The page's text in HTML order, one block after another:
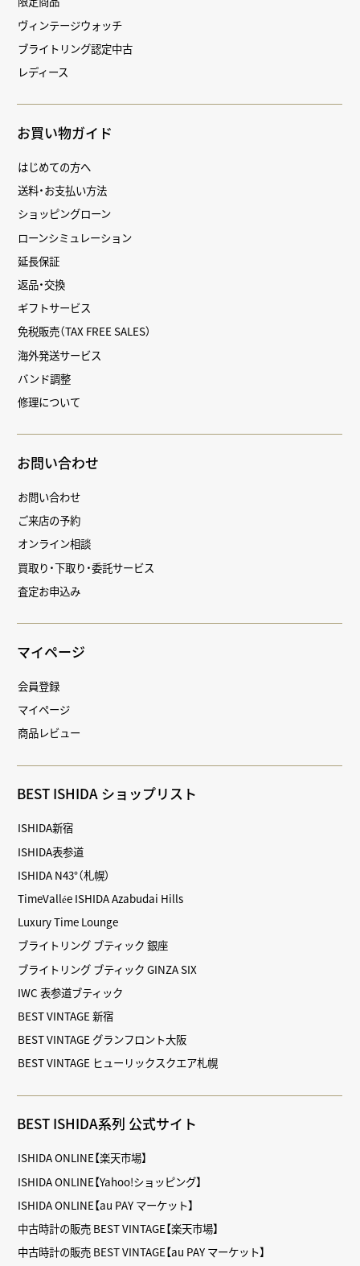
ヴィンテージウォッチ
ブライトリング認定中古
レディース
お買い物ガイド
はじめての方へ
送料・お支払い方法
ショッピングローン
ローンシミュレーション
延長保証
返品・交換
ギフトサービス
免税販売（TAX FREE SALES）
海外発送サービス
バンド調整
修理について
お問い合わせ
お問い合わせ
ご来店の予約
オンライン相談
買取り・下取り・委託サービス
査定お申込み
マイページ
会員登録
マイページ
商品レビュー
BEST ISHIDA ショップリスト
ISHIDA新宿
ISHIDA表参道
ISHIDA N43°（札幌）
TimeVallée ISHIDA Azabudai Hills
Luxury Time Lounge
ブライトリング ブティック 銀座
ブライトリング ブティック GINZA SIX
IWC 表参道ブティック
BEST VINTAGE 新宿
BEST VINTAGE グランフロント大阪
BEST VINTAGE ヒューリックスクエア札幌
BEST ISHIDA系列 公式サイト
ISHIDA ONLINE【楽天市場】
ISHIDA ONLINE【Yahoo!ショッピング】
ISHIDA ONLINE【au PAY マーケット】
中古時計の販売 BEST VINTAGE【楽天市場】
中古時計の販売 BEST VINTAGE【au PAY マーケット】